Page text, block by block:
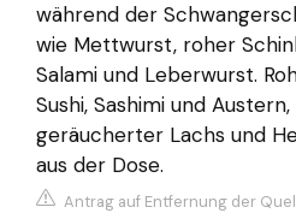
während der
wie Mettwurst, roher
Salami und Leberwurst.
Sushi, Sashimi und
geräucherter Lachs und
aus der Dose.
Antrag auf Entfernung der